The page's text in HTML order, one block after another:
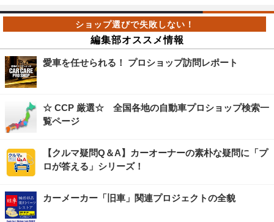
編集部オススメ情報
愛車を任せられる！ プロショップ訪問レポート
☆ CCP 厳選☆ 全国各地の自動車プロショップ検索一
覧ページ
【クルマ疑問Q＆A】カーオーナーの素朴な疑問に「プ
ロが答える」シリーズ！
カーメーカー「旧車」関連プロジェクトの全貌